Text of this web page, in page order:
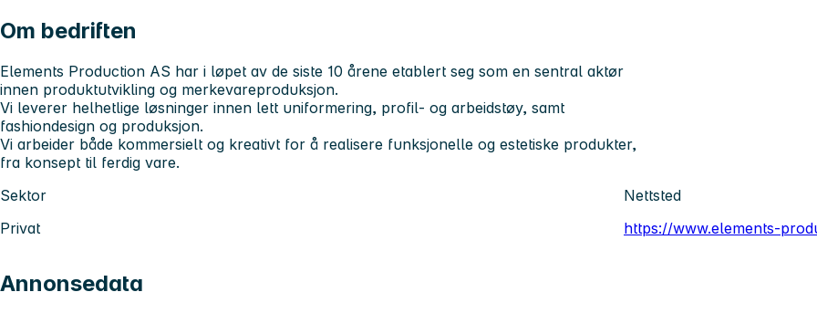
Om bedriften
Elements Production AS har i løpet av de siste 10 årene etablert seg som en sentral aktør
innen produktutvikling og merkevareproduksjon.
Vi leverer helhetlige løsninger innen lett uniformering, profil- og arbeidstøy, samt
fashiondesign og produksjon.
Vi arbeider både kommersielt og kreativt for å realisere funksjonelle og estetiske produkter,
fra konsept til ferdig vare.
Sektor
Privat
Nettsted
https://www.elements-
Annonsedata